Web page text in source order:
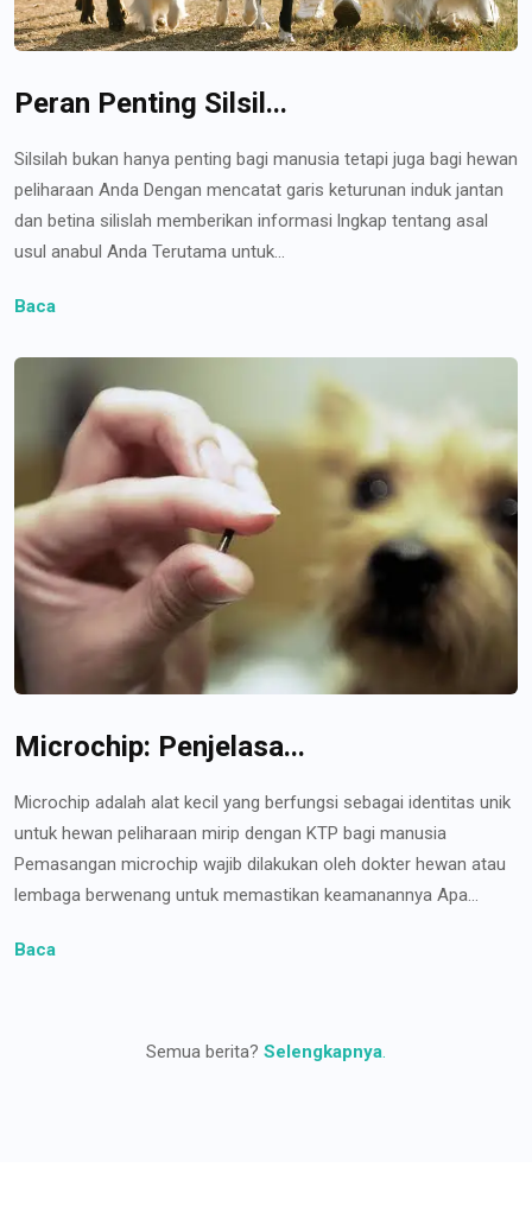
Peran Penting Silsil...
Silsilah bukan hanya penting bagi manusia tetapi juga bagi hewan
peliharaan Anda Dengan mencatat garis keturunan induk jantan
dan betina silislah memberikan informasi lngkap tentang asal
usul anabul Anda Terutama untuk...
Baca
Microchip: Penjelasa...
Microchip adalah alat kecil yang berfungsi sebagai identitas unik
untuk hewan peliharaan mirip dengan KTP bagi manusia
Pemasangan microchip wajib dilakukan oleh dokter hewan atau
lembaga berwenang untuk memastikan keamanannya Apa...
Baca
Semua berita? Selengkapnya